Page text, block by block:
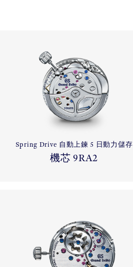
Spring Drive 自動上鍊 5 日動力儲存
機芯 9RA2